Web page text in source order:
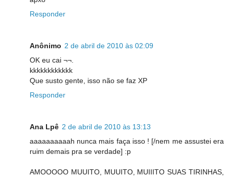
Responder
Anônimo 2 de abril de 2010 às 02:09
OK eu cai ¬¬.
kkkkkkkkkkkk
Que susto gente, isso não se faz XP
Responder
Ana Lpê 2 de abril de 2010 às 13:13
aaaaaaaaaah nunca mais faça isso ! [/nem me assustei era
ruim demais pra se verdade] :p
AMOOOOO MUUITO, MUUITO, MUIIITO SUAS TIRINHAS,